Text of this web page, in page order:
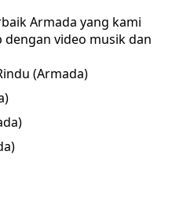
Armada yang kami
video musik dan
(Armada)